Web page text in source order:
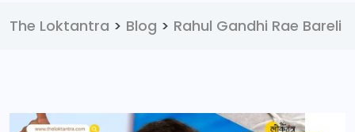
The Loktantra > Blog > Rahul Gandhi Rae Bareli